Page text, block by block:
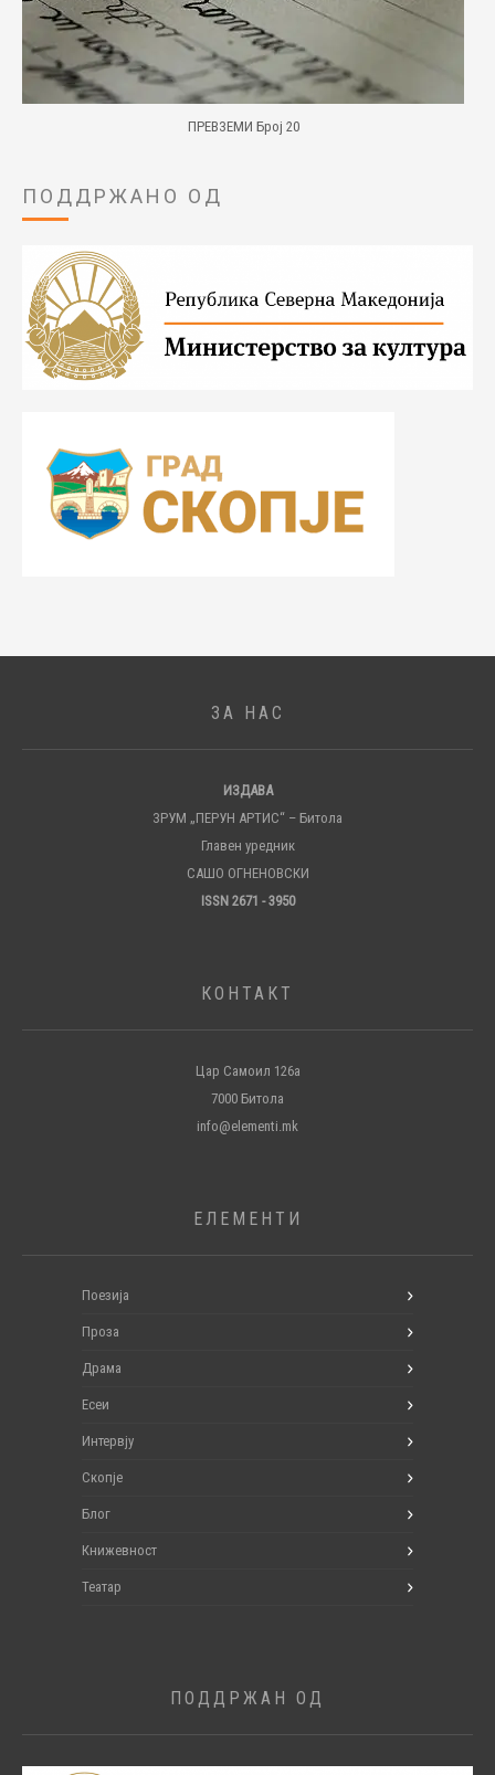
ПРЕВЗЕМИ Број 20
ПОДДРЖАНО ОД
ЗА НАС
ИЗДАВА
ЗРУМ „ПЕРУН АРТИС“ – Битола
Главен уредник
САШО ОГНЕНОВСКИ
ISSN 2671 - 3950
КОНТАКТ
Цар Самоил 126а
7000 Битола
info@elementi.mk
ЕЛЕМЕНТИ
Поезија
Проза
Драма
Есеи
Интервју
Скопје
Блог
Книжевност
Театар
ПОДДРЖАН ОД